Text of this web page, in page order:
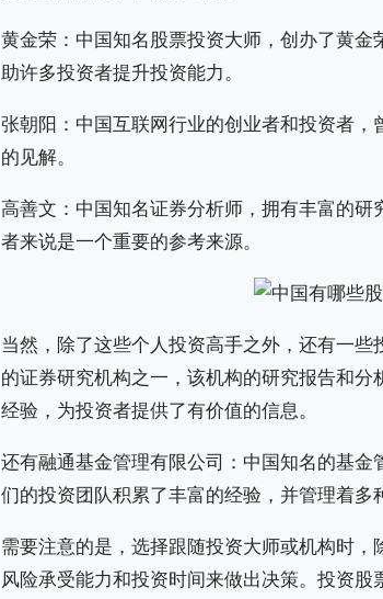
黄金荣：中国知名股票投资大师，创办了黄
助许多投资者提升投资能力。
张朝阳：中国互联网行业的创业者和投资者
的见解。
高善文：中国知名证券分析师，拥有丰富的
者来说是一个重要的参考来源。
当然，除了这些个人投资高手之外，还有一
的证券研究机构之一，该机构的研究报告和
经验，为投资者提供了有价值的信息。
还有融通基金管理有限公司：中国知名的基
们的投资团队积累了丰富的经验，并管理着多
需要注意的是，选择跟随投资大师或机构时，
风险承受能力和投资时间来做出决策。投资